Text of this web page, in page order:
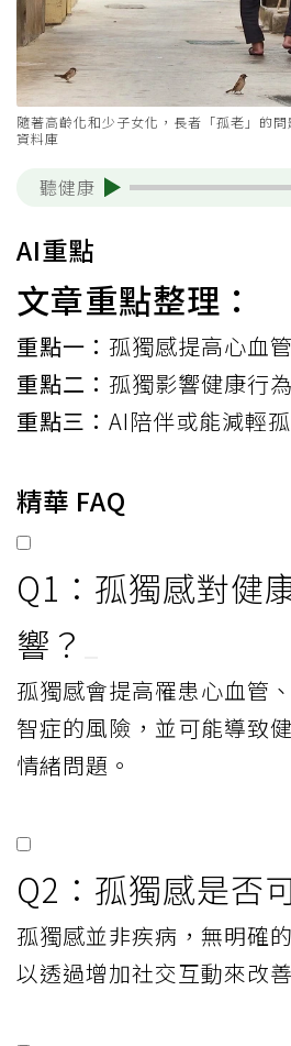
隨著高齡化和少子女化，長者「孤老」的
資料庫
聽健康
AI重點
文章重點整理：
重點一： 孤獨感提高心血
重點二： 孤獨影響健康行
重點三： AI陪伴或能減輕
精華 FAQ
Q1：孤獨感對健
響？
孤獨感會提高罹患心血管
智症的風險，並可能導致
情緒問題。
Q2：孤獨感是否
孤獨感並非疾病，無明確
以透過增加社交互動來改